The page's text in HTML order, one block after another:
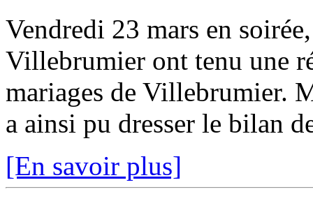
Vendredi 23 mars en
Villebrumier ont tenu une
mariages de Villebrumier.
a ainsi pu dresser le bilan
[En savoir plus]